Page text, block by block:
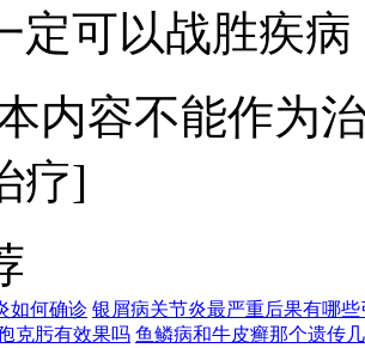
定可以战胜疾
内容不能作为
疗]
如何确诊 银屑病关节炎最严重后果有哪些
克肟有效果吗 鱼鳞病和牛皮癣那个遗传